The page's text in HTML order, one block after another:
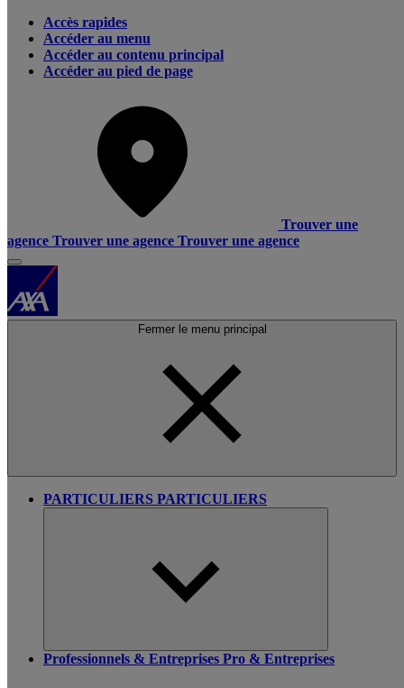
Accès rapides
Accéder au menu
Accéder au contenu principal
Accéder au pied de page
Trouver une
agence Trouver une agence Trouver une agence
Fermer le menu principal
PARTICULIERS PARTICULIERS
Professionnels & Entreprises Pro & Entreprises